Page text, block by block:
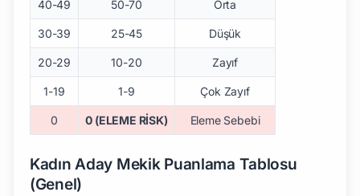
40-49 50-70 Orta
30-39 25-45 Düşük
20-29 10-20 Zayıf
1-19 1-9 Çok Zayıf
0 0 (ELEME RİSK) Eleme Sebebi
Kadın Aday Mekik Puanlama Tablosu
(Genel)